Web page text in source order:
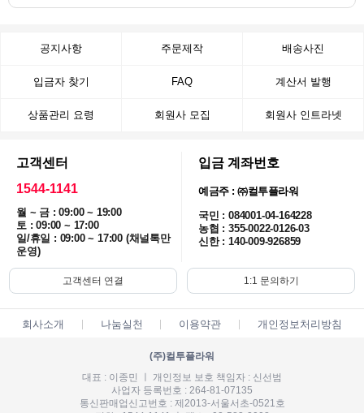
공지사항 주문제작 배송사진
입금자 찾기 FAQ 계산서 발행
상품관리 요령 회원사 모집 회원사 인트라넷
고객센터
1544-1141
월 ~ 금 : 09:00 ~ 19:00
토 : 09:00 ~ 17:00
일/휴일 : 09:00 ~ 17:00 (채널톡만
운영)
입금 계좌번호
예금주 : ㈜컬투플라워
국민 : 084001-04-164228
농협 : 355-0022-0126-03
신한 : 140-009-926859
고객센터 연결 1:1 문의하기
회사소개 나눔실천 이용약관 개인정보처리방침
(주)컬투플라워
대표 : 이종민 ㅣ 개인정보 보호 책임자 : 신선범
사업자 등록번호 : 264-81-07135
통신판매업신고번호 : 제2013-서울서초-0521호